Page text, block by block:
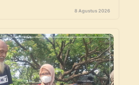
8 Agustus 2026